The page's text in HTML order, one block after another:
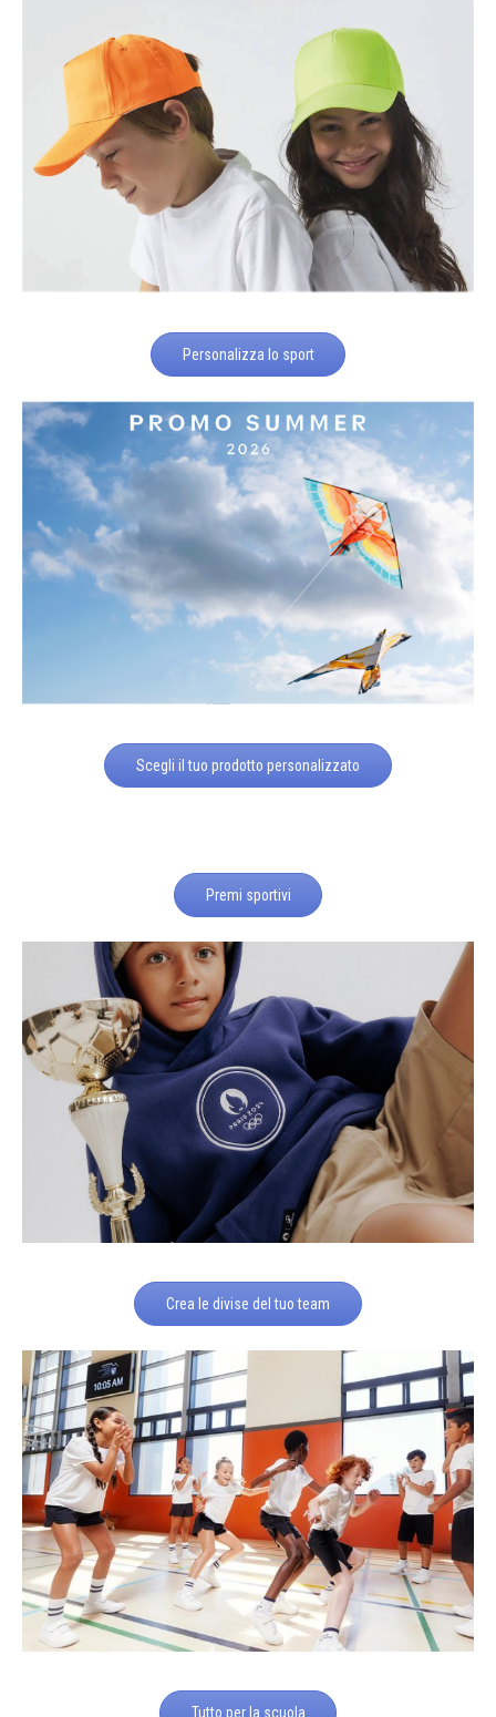
Personalizza lo sport
Scegli il tuo prodotto personalizzato
Premi sportivi
Crea le divise del tuo team
Tutto per la scuola